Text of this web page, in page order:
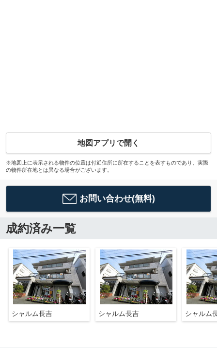
地図アプリで開く
※地図上に表示される物件の位置は付近住所に所在することを表すものであり、実際
の物件所在地とは異なる場合がございます。
お問い合わせ(無料)
成約済み一覧
シャルム長吉 シャルム長吉 シャルム